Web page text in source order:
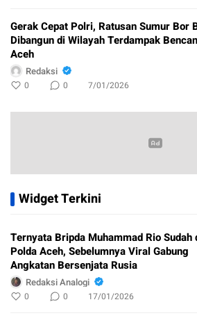
Gerak Cepat Polri, Ratusan Sumur Bor
Dibangun di Wilayah Terdampak
Aceh
Redaksi
0 0 7/01/2026
Widget Terkini
Ternyata Bripda Muhammad Rio Sudah
Polda Aceh, Sebelumnya Viral Gabung
Angkatan Bersenjata Rusia
Redaksi Analogi
0 0 17/01/2026